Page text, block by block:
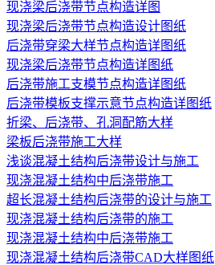
现浇梁后浇带节点构造详图
现浇梁后浇带节点构造设计图纸
后浇带穿梁大样节点构造详图纸
现浇梁后浇带节点构造详图纸
后浇带施工支模节点构造详图纸
后浇带模板支撑示意节点构造详图纸
折梁、后浇带、孔洞配筋大样
梁板后浇带施工大样
浅谈混凝土结构后浇带设计与施工
现浇混凝土结构中后浇带施工
超长混凝土结构后浇带的设计与施工
现浇混凝土结构后浇带的施工
现浇混凝土结构中后浇带施工
现浇混凝土结构后浇带CAD大样图纸